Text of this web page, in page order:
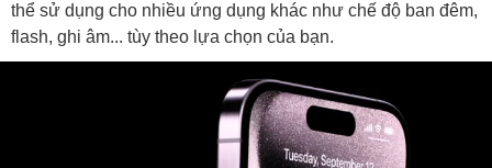
thể sử dụng cho nhiều ứng dụng khác như chế độ ban đêm,
flash, ghi âm... tùy theo lựa chọn của bạn.